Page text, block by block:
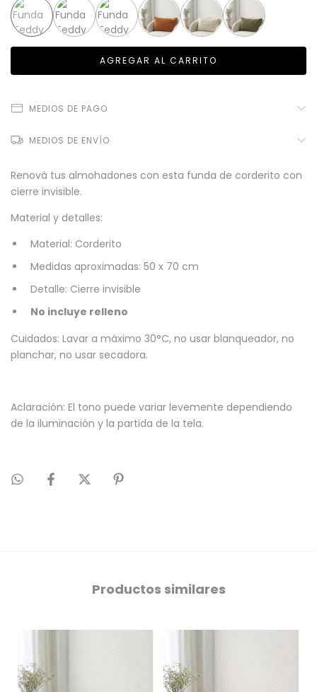
MEDIOS DE PAGO
MEDIOS DE ENVÍO
Renová tus almohadones con esta funda de corderito con
cierre invisible.
Material y detalles:
Material: Corderito
Medidas aproximadas: 50 x 70 cm
Detalle: Cierre invisible
No incluye relleno
Cuidados: Lavar a máximo 30°C, no usar blanqueador, no
planchar, no usar secadora.
Aclaración: El tono puede variar levemente dependiendo
de la iluminación y la partida de la tela.
Productos similares